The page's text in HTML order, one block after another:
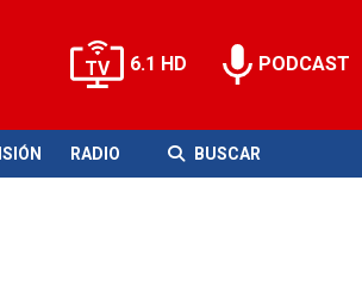
6.1 HD PODCAST
RADIO BUSCAR